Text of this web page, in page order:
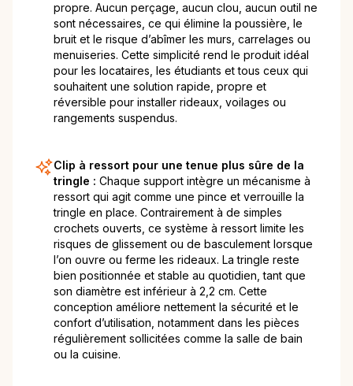
propre. Aucun perçage, aucun clou, aucun outil ne
sont nécessaires, ce qui élimine la poussière, le
bruit et le risque d’abîmer les murs, carrelages ou
menuiseries. Cette simplicité rend le produit idéal
pour les locataires, les étudiants et tous ceux qui
souhaitent une solution rapide, propre et
réversible pour installer rideaux, voilages ou
rangements suspendus.
Clip à ressort pour une tenue plus sûre de la
tringle : Chaque support intègre un mécanisme à
ressort qui agit comme une pince et verrouille la
tringle en place. Contrairement à de simples
crochets ouverts, ce système à ressort limite les
risques de glissement ou de basculement lorsque
l’on ouvre ou ferme les rideaux. La tringle reste
bien positionnée et stable au quotidien, tant que
son diamètre est inférieur à 2,2 cm. Cette
conception améliore nettement la sécurité et le
confort d’utilisation, notamment dans les pièces
régulièrement sollicitées comme la salle de bain
ou la cuisine.